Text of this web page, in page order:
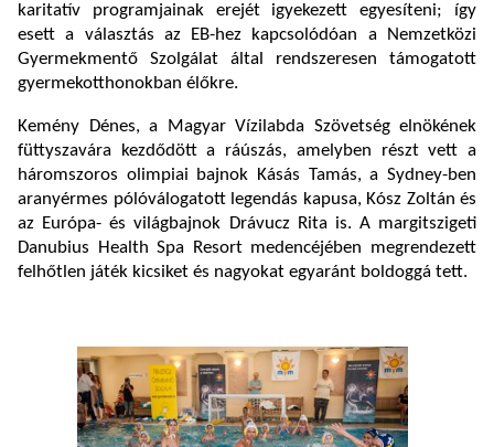
karitatív programjainak erejét igyekezett egyesíteni; így
esett a választás az EB-hez kapcsolódóan a Nemzetközi
Gyermekmentő Szolgálat által rendszeresen támogatott
gyermekotthonokban élőkre.
Kemény Dénes, a Magyar Vízilabda Szövetség elnökének
füttyszavára kezdődött a ráúszás, amelyben részt vett a
háromszoros olimpiai bajnok Kásás Tamás, a Sydney-ben
aranyérmes pólóválogatott legendás kapusa, Kósz Zoltán és
az Európa- és világbajnok Drávucz Rita is. A margitszigeti
Danubius Health Spa Resort medencéjében megrendezett
felhőtlen játék kicsiket és nagyokat egyaránt boldoggá tett.